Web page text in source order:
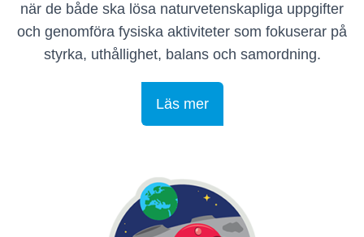
när de både ska lösa naturvetenskapliga uppgifter
och genomföra fysiska aktiviteter som fokuserar på
styrka, uthållighet, balans och samordning.
Läs mer